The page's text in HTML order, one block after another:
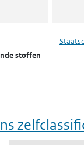
stoffen